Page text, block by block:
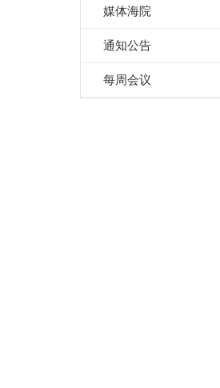
媒体海院
通知公告
每周会议